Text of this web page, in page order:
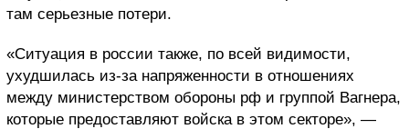
там серьезные потери.
«Ситуация в россии также, по всей видимости,
ухудшилась из-за напряженности в отношениях
между министерством обороны рф и группой Вагнера,
которые предоставляют войска в этом секторе», —